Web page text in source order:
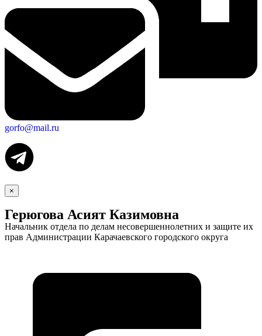
gorfo@mail.ru
×
Герюгова Асият Казимовна
Начальник отдела по делам несовершеннолетних и защите их
прав Администрации Карачаевского городского округа